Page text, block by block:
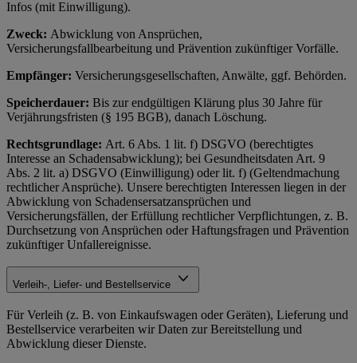
Infos (mit Einwilligung).
Zweck: Abwicklung von Ansprüchen,
Versicherungsfallbearbeitung und Prävention zukünftiger Vorfälle.
Empfänger: Versicherungsgesellschaften, Anwälte, ggf. Behörden.
Speicherdauer: Bis zur endgültigen Klärung plus 30 Jahre für
Verjährungsfristen (§ 195 BGB), danach Löschung.
Rechtsgrundlage: Art. 6 Abs. 1 lit. f) DSGVO (berechtigtes
Interesse an Schadensabwicklung); bei Gesundheitsdaten Art. 9
Abs. 2 lit. a) DSGVO (Einwilligung) oder lit. f) (Geltendmachung
rechtlicher Ansprüche). Unsere berechtigten Interessen liegen in der
Abwicklung von Schadensersatzansprüchen und
Versicherungsfällen, der Erfüllung rechtlicher Verpflichtungen, z. B.
Durchsetzung von Ansprüchen oder Haftungsfragen und Prävention
zukünftiger Unfallereignisse.
Verleih-, Liefer- und Bestellservice
Für Verleih (z. B. von Einkaufswagen oder Geräten), Lieferung und
Bestellservice verarbeiten wir Daten zur Bereitstellung und
Abwicklung dieser Dienste.